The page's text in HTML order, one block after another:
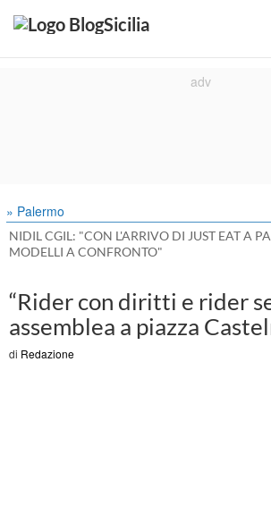
» Palermo
NIDIL CGIL: "CON L'ARRIVO DI JUST EAT A
MODELLI A CONFRONTO"
“Rider con diritti e rider
assemblea a piazza
di Redazione